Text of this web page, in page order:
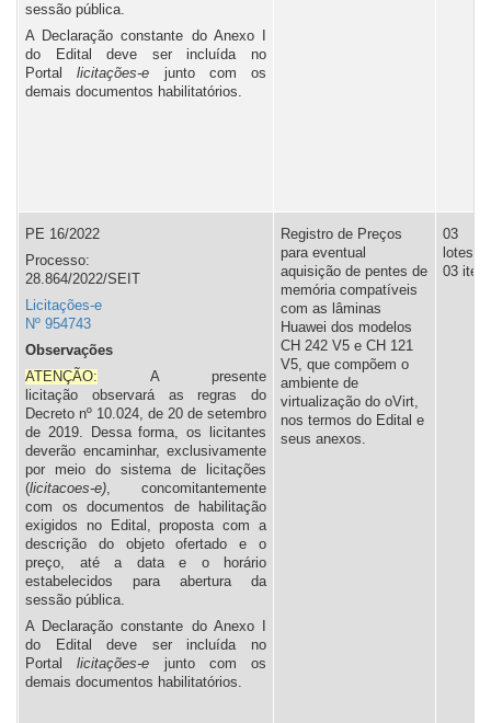
sessão pública.
A Declaração constante do Anexo I
do Edital deve ser incluída no
Portal
licitações-e junto com os
demais documentos habilitatórios.
PE 16/2022
Processo:
28.864/2022/SEIT
Licitações-e
Nº 954743
Observações
ATENÇÃO: A presente
licitação observará as regras do
Decreto nº 10.024, de 20 de setembro
de 2019. Dessa forma, os licitantes
deverão encaminhar, exclusivamente
por meio do sistema de licitações
(licitacoes-e) , concomitantemente
com os documentos de habilitação
exigidos no Edital, proposta com a
descrição do objeto ofertado e o
preço, até a data e o horário
estabelecidos para abertura da
sessão pública.
A Declaração constante do Anexo I
do Edital deve ser incluída no
Portal
licitações-e junto com os
demais documentos habilitatórios.
Registro de Preços
para eventual
aquisição de pentes de
memória compatíveis
com as lâminas
Huawei dos modelos
CH 242 V5 e CH 121
V5, que compõem o
ambiente de
virtualização do oVirt,
nos termos do Edital e
seus anexos.
03
lotes,
03